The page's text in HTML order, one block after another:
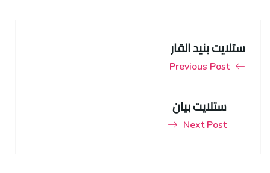
ستلايت بنيد القار
Previous Post
ستلايت بيان
Next Post